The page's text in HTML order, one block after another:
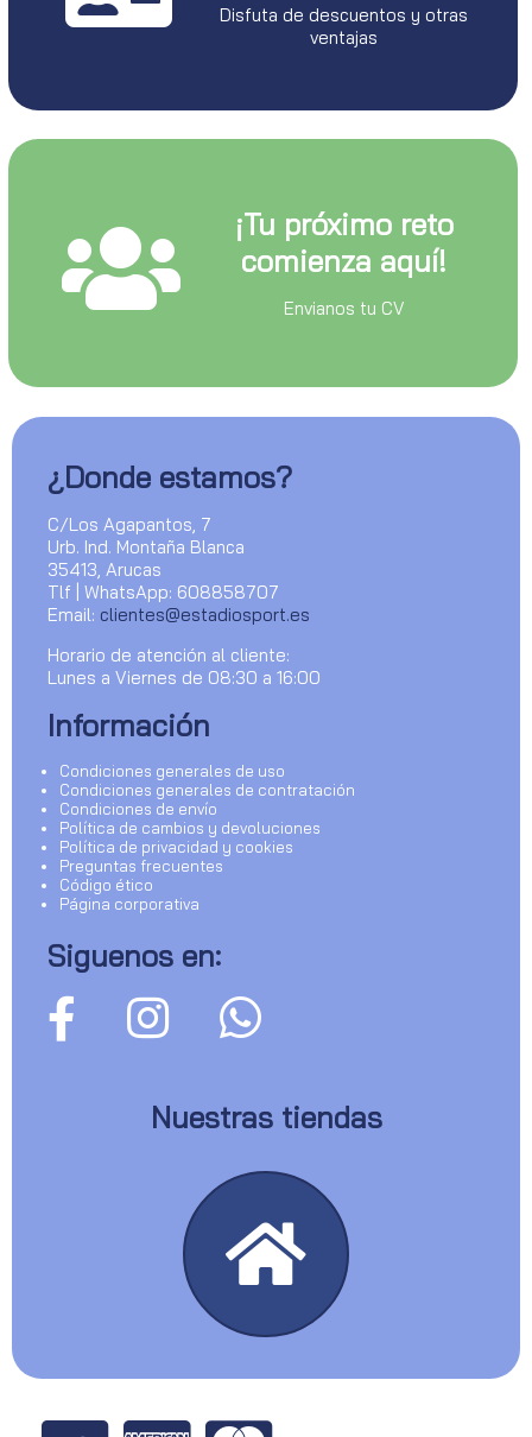
Disfuta de descuentos y otras
ventajas
¡Tu próximo reto
comienza aquí!
Envianos tu CV
¿Donde estamos?
C/Los Agapantos, 7
Urb. Ind. Montaña Blanca
35413, Arucas
Tlf | WhatsApp: 608858707
Email: clientes@estadiosport.es
Horario de atención al cliente:
Lunes a Viernes de 08:30 a 16:00
Información
Condiciones generales de uso
Condiciones generales de contratación
Condiciones de envío
Política de cambios y devoluciones
Política de privacidad y cookies
Preguntas frecuentes
Código ético
Página corporativa
Siguenos en:
Nuestras tiendas